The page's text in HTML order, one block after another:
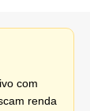
com
renda